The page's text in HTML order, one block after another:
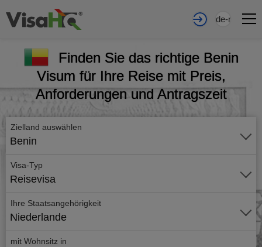
de-nl
Finden Sie das richtige Benin
Visum für Ihre Reise mit Preis,
Anforderungen und Antragszeit
Zielland auswählen
Benin
Visa-Typ
Reisevisa
Ihre Staatsangehörigkeit
Niederlande
mit Wohnsitz in